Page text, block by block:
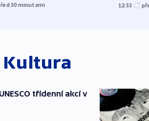
30 minutami 12:53
Kultura
třídenní akcí v